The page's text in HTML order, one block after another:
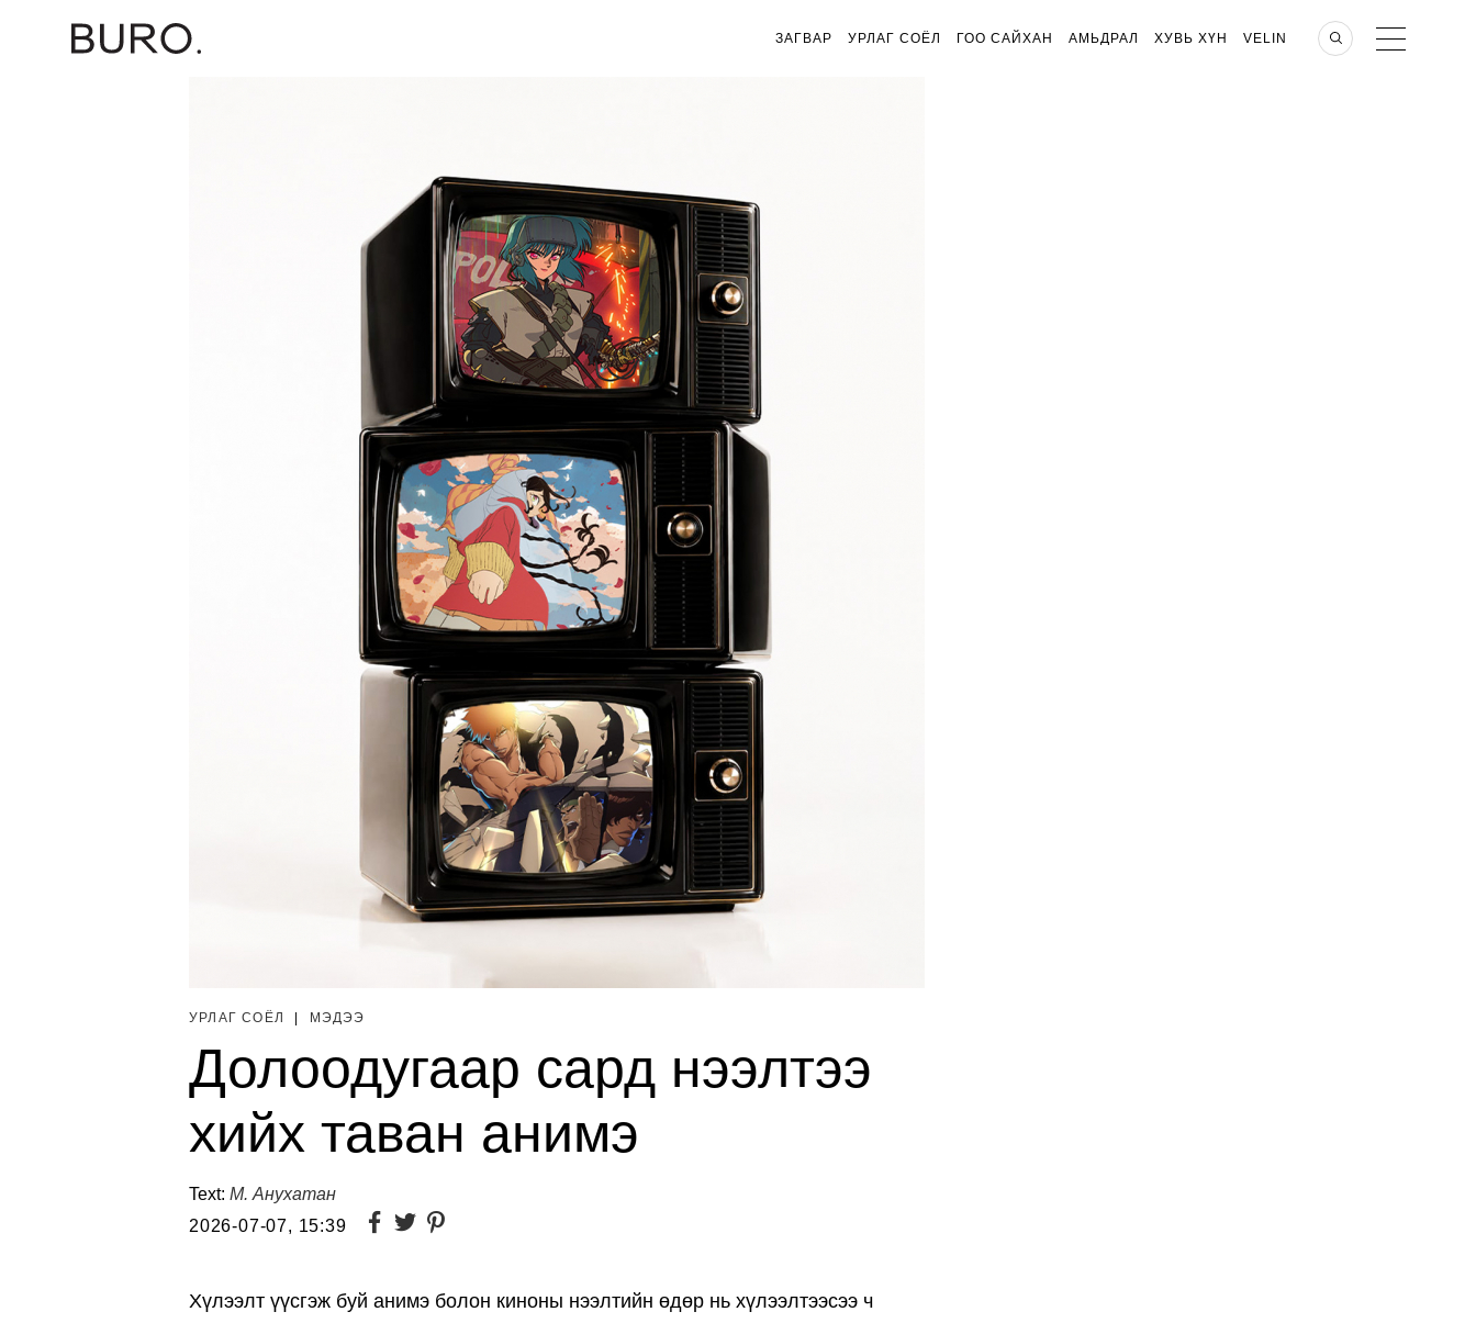
ЗАГВАР УРЛАГ СОЁЛ ГОО САЙХАН АМЬДРАЛ ХУВЬ ХҮН VELIN
УРЛАГ СОЁЛ МЭДЭЭ
Долоодугаар сард нээлтээ
хийх таван анимэ
Text: М. Анухатан
2026-07-07, 15:39
Хүлээлт үүсгэж буй анимэ болон киноны нээлтийн өдөр нь хүлээлтээсээ ч